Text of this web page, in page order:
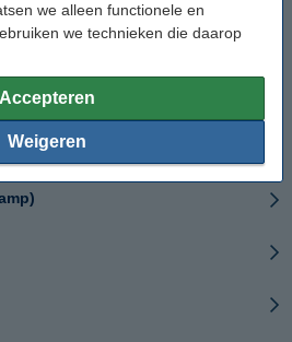
we alleen functionele en
we technieken die daarop
Accepteren
Weigeren